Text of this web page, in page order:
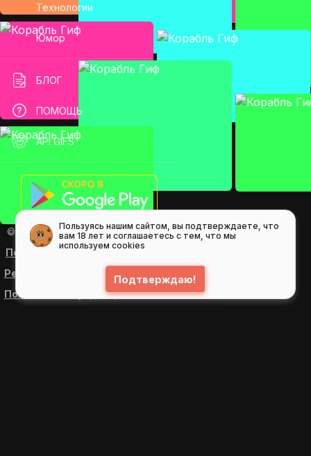
Технологии
Юмор
БЛОГ
ПОМОЩЬ
API GIFS
© 2026 GIFS ( gifs.ru , гифки.рф )
Пользовательское соглашение
Рекомендательные технологии
Политика конфиденциальности
Пользуясь нашим сайтом, вы подтверждаете, что
вам 18 лет и соглашаетесь с тем, что мы
используем cookies
Подтверждаю!